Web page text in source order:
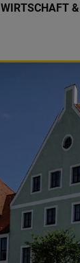
WIRTSCHAFT